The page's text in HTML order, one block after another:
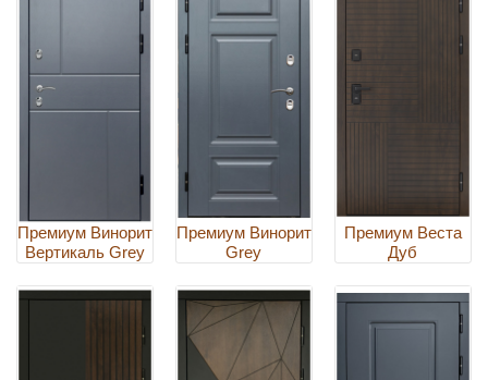
Премиум Винорит
Вертикаль Grey
Премиум Винорит
Grey
Премиум Веста
Дуб